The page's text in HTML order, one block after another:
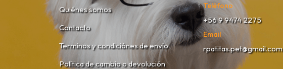
Quiénes somos
Contacto
Terminos y condiciónes de envío
Política de cambio o devolución
Teléfono
+56 9 9474 2275
Email
rpatitas.pet@gmail.com